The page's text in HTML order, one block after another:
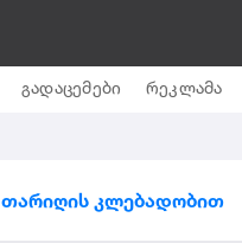
გადაცემები რეკლამა
თარიღის კლებადობით